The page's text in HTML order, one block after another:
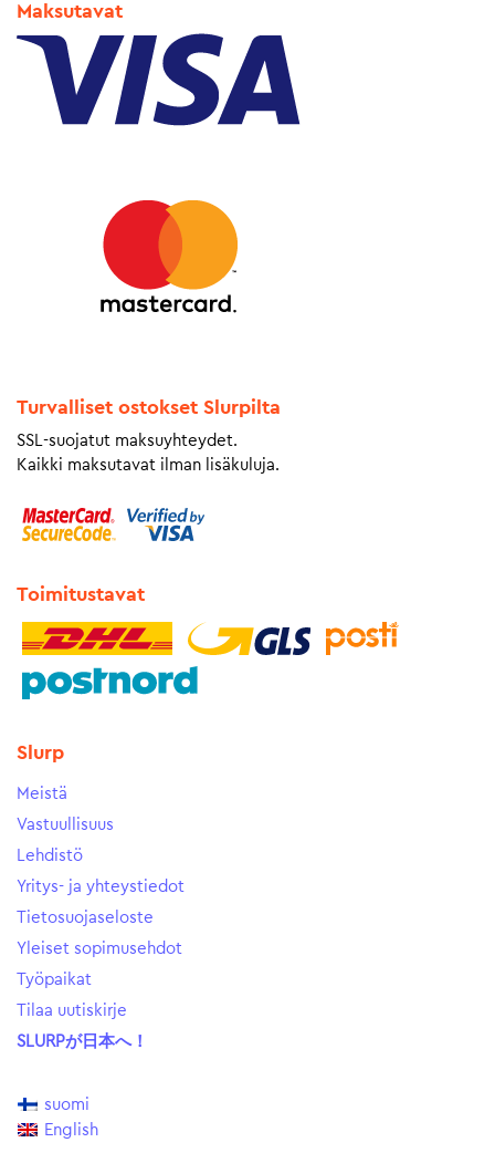
Maksutavat
Turvalliset ostokset Slurpilta
SSL-suojatut maksuyhteydet.
Kaikki maksutavat ilman lisäkuluja.
Toimitustavat
Slurp
Meistä
Vastuullisuus
Lehdistö
Yritys- ja yhteystiedot
Tietosuojaseloste
Yleiset sopimusehdot
Työpaikat
Tilaa uutiskirje
SLURPが日本へ！
suomi
English